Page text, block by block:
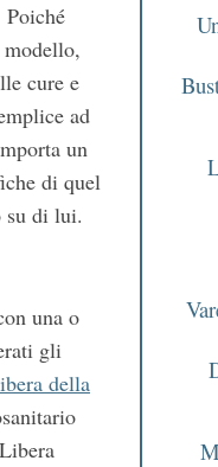
cure e
ad
un
di quel
su di lui.
una o
gli
della